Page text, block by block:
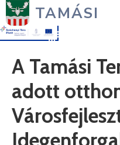
TAMÁSI
Önkormányzat
Polgármesteri
A Tamási
adott